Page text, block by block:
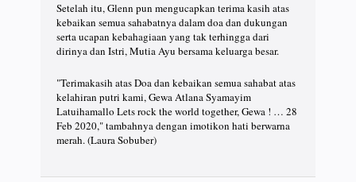
Setelah itu, Glenn pun mengucapkan terima kasih atas
kebaikan semua sahabatnya dalam doa dan dukungan
serta ucapan kebahagiaan yang tak terhingga dari
dirinya dan Istri, Mutia Ayu bersama keluarga besar.
"Terimakasih atas Doa dan kebaikan semua sahabat atas
kelahiran putri kami, Gewa Atlana Syamayim
Latuihamallo Lets rock the world together, Gewa ! … 28
Feb 2020," tambahnya dengan imotikon hati berwarna
merah. (Laura Sobuber)